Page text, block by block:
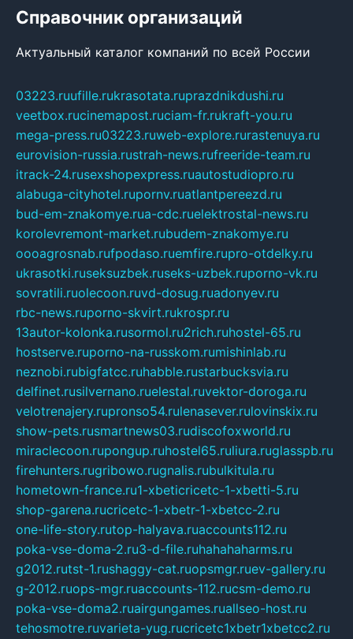
Справочник организаций
Актуальный каталог компаний по всей России
03223.ruufille.rukrasotata.ruprazdnikdushi.ru
veetbox.rucinemapost.ruciam-fr.rukraft-you.ru
mega-press.ru03223.ruweb-explore.rurastenuya.ru
eurovision-russia.rustrah-news.rufreeride-team.ru
itrack-24.rusexshopexpress.ruautostudiopro.ru
alabuga-cityhotel.rupornv.ruatlantpereezd.ru
bud-em-znakomye.rua-cdc.ruelektrostal-news.ru
korolevremont-market.rubudem-znakomye.ru
oooagrosnab.rufpodaso.ruemfire.rupro-otdelky.ru
ukrasotki.ruseksuzbek.ruseks-uzbek.ruporno-vk.ru
sovratili.ruolecoon.ruvd-dosug.ruadonyev.ru
rbc-news.ruporno-skvirt.rukrospr.ru
13autor-kolonka.rusormol.ru2rich.ruhostel-65.ru
hostserve.ruporno-na-russkom.rumishinlab.ru
neznobi.rubigfatcc.ruhabble.rustarbucksvia.ru
delfinet.rusilvernano.ruelestal.ruvektor-doroga.ru
velotrenajery.rupronso54.rulenasever.rulovinskix.ru
show-pets.rusmartnews03.rudiscofoxworld.ru
miraclecoon.rupongup.ruhostel65.ruliura.ruglasspb.ru
firehunters.rugribowo.rugnalis.rubulkitula.ru
hometown-france.ru1-xbeticricetc-1-xbetti-5.ru
shop-garena.rucricetc-1-xbetr-1-xbetcc-2.ru
one-life-story.rutop-halyava.ruaccounts112.ru
poka-vse-doma-2.ru3-d-file.ruhahahaharms.ru
g2012.rutst-1.rushaggy-cat.ruopsmgr.ruev-gallery.ru
g-2012.ruops-mgr.ruaccounts-112.rucsm-demo.ru
poka-vse-doma2.ruairgungames.ruallseo-host.ru
tehosmotre.ruvarieta-yug.rucricetc1xbetr1xbetcc2.ru